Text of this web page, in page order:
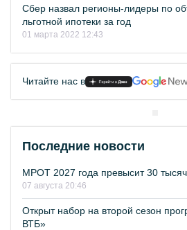
Сбер назвал регионы-лидеры по
льготной ипотеки за год
01 марта 2022 12:43
Читайте нас в
Последние новости
МРОТ 2027 года превысит 30
07 августа 20:46
Открыт набор на второй сезон
ВТБ»